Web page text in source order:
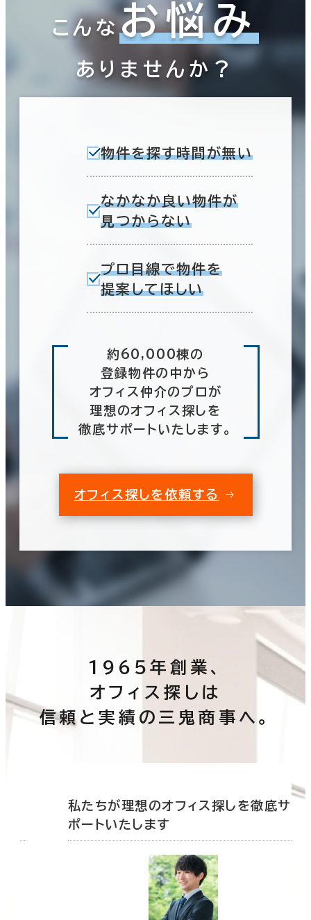
こんなお悩み
ありませんか？
物件を探す時間が無い
なかなか良い物件が
見つからない
プロ目線で物件を
提案してほしい
約60,000棟の
登録物件の中から
オフィス仲介のプロが
理想のオフィス探しを
徹底サポートいたします。
オフィス探しを依頼する
1965年創業、
オフィス探しは
信頼と実績の三鬼商事へ。
私たちが理想のオフィス探しを徹底サ
ポートいたします